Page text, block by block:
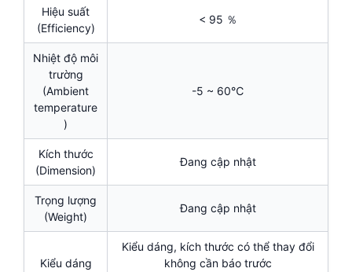
Hiệu suất
(Efficiency)
< 95 ％
Nhiệt độ môi
trường
(Ambient
temperature
)
-5 ~ 60℃
Kích thước
(Dimension)
Đang cập nhật
Trọng lượng
(Weight)
Đang cập nhật
Kiểu dáng
Kiểu dáng, kích thước có thể thay đổi
không cần báo trước